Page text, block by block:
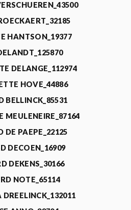
HANTSON_19377
DELANGE_112974
HOVE_44886
BELLINCK_85531
MEULENEIRE_87164
DE PAEPE_22125
DECOEN_16909
DEKENS_30166
NOTE_65114
DREELINCK_132011